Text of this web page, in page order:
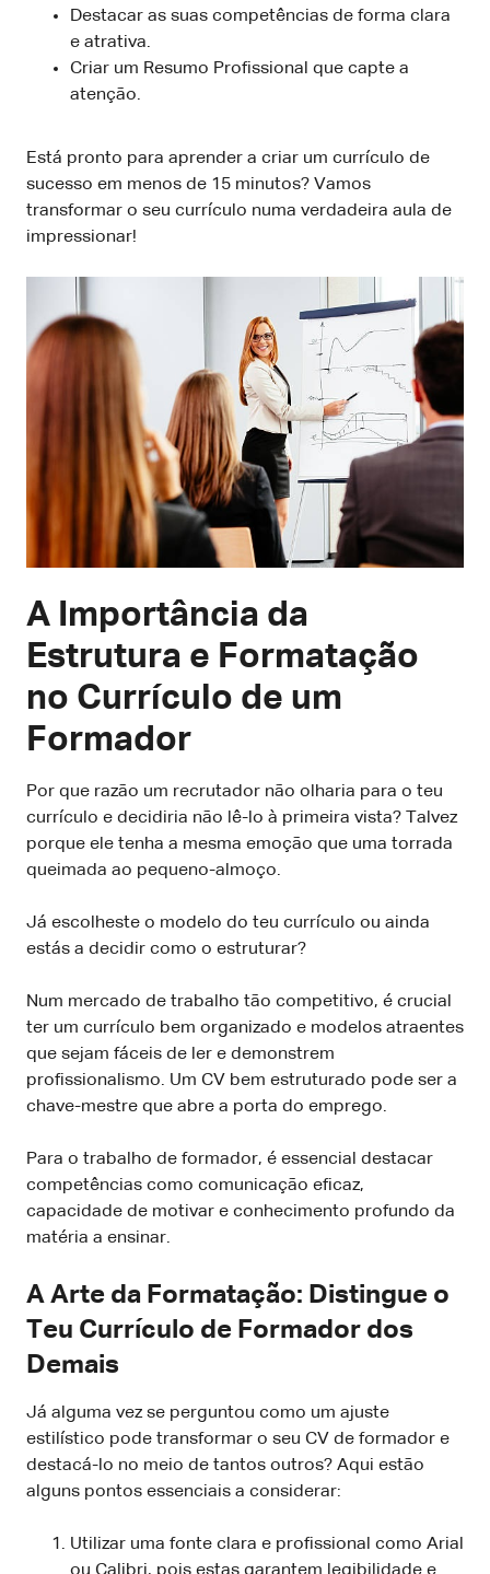
Destacar as suas competências de forma clara
e atrativa.
Criar um Resumo Profissional que capte a
atenção.
Está pronto para aprender a criar um currículo de
sucesso em menos de 15 minutos? Vamos
transformar o seu currículo numa verdadeira aula de
impressionar!
A Importância da
Estrutura e Formatação
no Currículo de um
Formador
Por que razão um recrutador não olharia para o teu
currículo e decidiria não lê-lo à primeira vista? Talvez
porque ele tenha a mesma emoção que uma torrada
queimada ao pequeno-almoço.
Já escolheste o modelo do teu currículo ou ainda
estás a decidir como o estruturar?
Num mercado de trabalho tão competitivo, é crucial
ter um currículo bem organizado e modelos atraentes
que sejam fáceis de ler e demonstrem
profissionalismo. Um CV bem estruturado pode ser a
chave-mestre que abre a porta do emprego.
Para o trabalho de formador, é essencial destacar
competências como comunicação eficaz,
capacidade de motivar e conhecimento profundo da
matéria a ensinar.
A Arte da Formatação: Distingue o
Teu Currículo de Formador dos
Demais
Já alguma vez se perguntou como um ajuste
estilístico pode transformar o seu CV de formador e
destacá-lo no meio de tantos outros? Aqui estão
alguns pontos essenciais a considerar:
Utilizar uma fonte clara e profissional como Arial
ou Calibri, pois estas garantem legibilidade e